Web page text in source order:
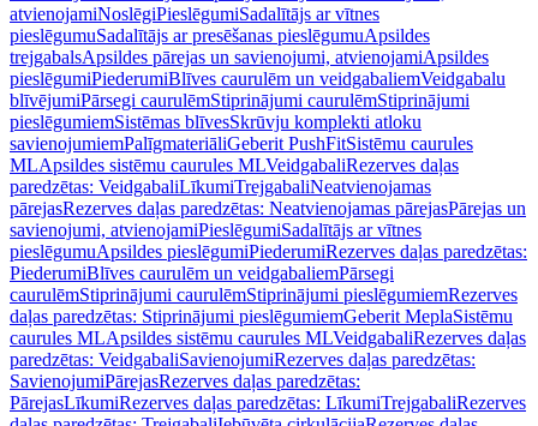
atvienojamiNoslēgiPieslēgumiSadalītājs ar vītnes
pieslēgumuSadalītājs ar presēšanas pieslēgumuApsildes
trejgabalsApsildes pārejas un savienojumi, atvienojamiApsildes
pieslēgumiPiederumiBlīves caurulēm un veidgabaliemVeidgabalu
blīvējumiPārsegi caurulēmStiprinājumi caurulēmStiprinājumi
pieslēgumiemSistēmas blīvesSkrūvju komplekti atloku
savienojumiemPalīgmateriāliGeberit PushFitSistēmu caurules
MLApsildes sistēmu caurules MLVeidgabaliRezerves daļas
paredzētas: VeidgabaliLīkumiTrejgabaliNeatvienojamas
pārejasRezerves daļas paredzētas: Neatvienojamas pārejasPārejas un
savienojumi, atvienojamiPieslēgumiSadalītājs ar vītnes
pieslēgumuApsildes pieslēgumiPiederumiRezerves daļas paredzētas:
PiederumiBlīves caurulēm un veidgabaliemPārsegi
caurulēmStiprinājumi caurulēmStiprinājumi pieslēgumiemRezerves
daļas paredzētas: Stiprinājumi pieslēgumiemGeberit MeplaSistēmu
caurules MLApsildes sistēmu caurules MLVeidgabaliRezerves daļas
paredzētas: VeidgabaliSavienojumiRezerves daļas paredzētas:
SavienojumiPārejasRezerves daļas paredzētas:
PārejasLīkumiRezerves daļas paredzētas: LīkumiTrejgabaliRezerves